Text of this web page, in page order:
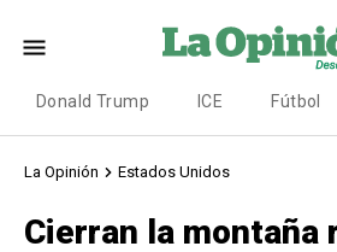
Donald Trump ICE Fútbol
La Opinión Estados Unidos
Cierran la montaña